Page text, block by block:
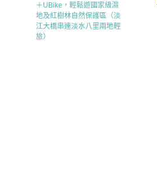
＋UBike，輕鬆遊國家級濕
地及紅樹林自然保護區（淡
江大橋串連淡水八里兩地輕
旅）